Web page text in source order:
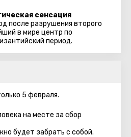
сенсация
после разрушения второго
в мире центр по
период.
5 февраля.
на месте за сбор
будет забрать с собой.